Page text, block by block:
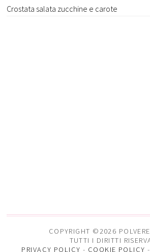
Crostata salata zucchine e carote
COPYRIGHT ©2026
TUTTI I DIRITTI
PRIVACY POLICY - COOKIE POLICY -